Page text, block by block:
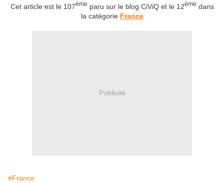
Cet article est le 107ème paru sur le blog CiViQ et le 12ème dans
la catégorie France
Publicité
#France